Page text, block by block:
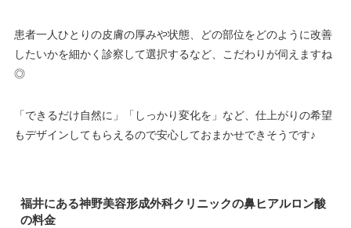
患者一人ひとりの皮膚の厚みや状態、どの部位をどのように改善
したいかを細かく診察して選択するなど、こだわりが伺えますね
◎
「できるだけ自然に」「しっかり変化を」など、仕上がりの希望
もデザインしてもらえるので安心しておまかせできそうです♪
福井にある神野美容形成外科クリニックの鼻ヒアルロン酸
の料金